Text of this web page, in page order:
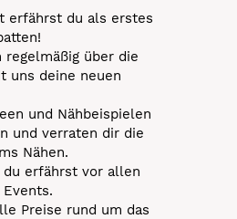
erfährst du als erstes
über die
uns deine neuen
und Nähbeispielen
und verraten dir die
Nähen.
du erfährst vor allen
Preise rund um das